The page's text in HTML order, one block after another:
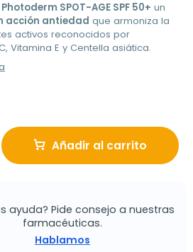
Photoderm SPOT-AGE SPF 50+ un
acción antiedad que armoniza la
activos reconocidos por
Vitamina E y Centella asiática.
Añadir al carrito
ayuda? Pide consejo a nuestras
farmacéuticas.
Hablamos